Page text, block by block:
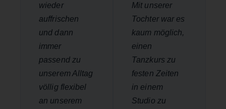
wieder
auffrischen
und dann
immer
passend zu
unserem Alltag
völlig flexibel
an unserem
Mit unserer
Tochter war es
kaum möglich,
einen
Tanzkurs zu
festen Zeiten
in einem
Studio zu